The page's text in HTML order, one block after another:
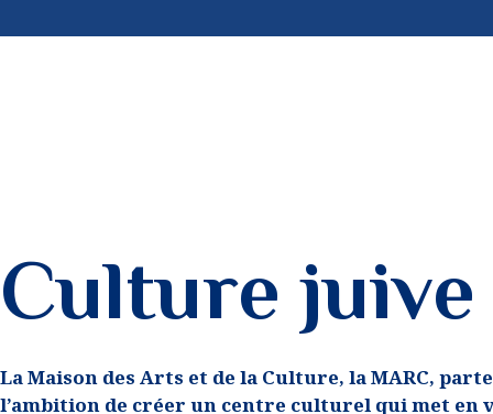
Culture juive
La Maison des Arts et de la Culture, la MARC,
l’ambition de créer un centre culturel qui met